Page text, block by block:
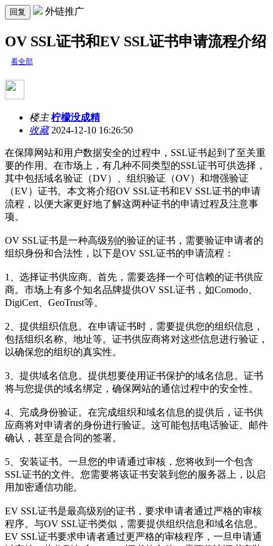
回复 外链推广
OV SSL证书和EV SSL证书申请流程介绍
看全部
楼主 柠檬没成精
收藏2024-12-10 16:26:50
在保障网站和用户数据安全的过程中，SSL证书起到了至关重
要的作用。在市场上，有几种不同类型的SSL证书可供选择，
其中包括域名验证（DV）、组织验证（OV）和增强验证
（EV）证书。本文将介绍OV SSL证书和EV SSL证书的申请
流程，以便大家更好地了解这两种证书的申请过程及注意事
项。
OV SSL证书是一种高级别的验证的证书，需要验证申请者的
组织身份和合法性，以下是OV SSL证书的申请流程：
1、选择证书供应商。首先，需要选择一个可信赖的证书供应
商。市场上有多个知名品牌提供OV SSL证书，如Comodo、
DigiCert、GeoTrust等。
2、提供组织信息。在申请证书时，需要提供您的组织信息，
包括组织名称、地址等。证书供应商将对这些信息进行验证，
以确保您的组织的真实性。
3、提供域名信息。提供想要使用证书保护的域名信息。证书
将与您提供的域名绑定，确保网站的通信过程中的安全性。
4、完成身份验证。在完成组织和域名信息的提供后，证书供
应商将对申请者的身份进行验证。这可能包括电话验证、邮件
确认，甚至是合同的签署。
5、安装证书。一旦您的申请通过审核，您将收到一个包含
SSL证书的文件。您需要将该证书安装到您的服务器上，以启
用加密通信功能。
EV SSL证书是最高级别的证书，要求申请者通过严格的审核
程序。与OV SSL证书类似，需要提供组织信息和域名信息。
EV SSL证书要求申请者通过更严格的审核程序，一旦申请通